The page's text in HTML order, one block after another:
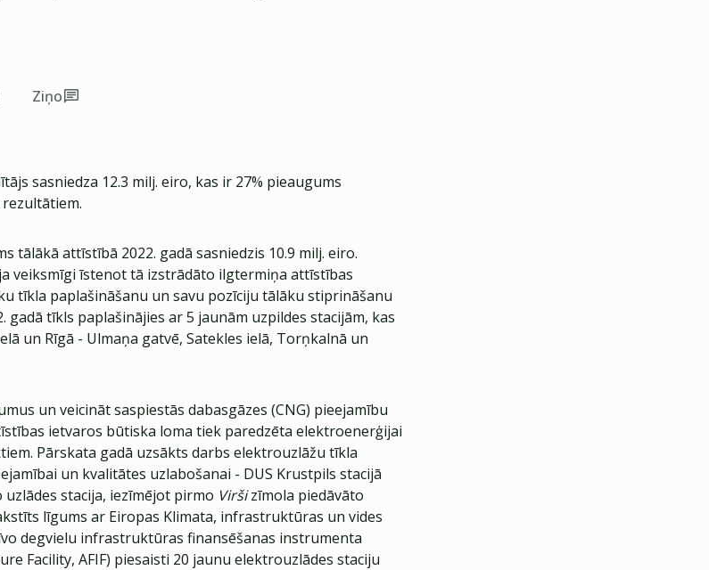
Ziņo
sasniedza 12.3 milj. eiro, kas ir 27% pieaugums
tālākā attīstībā 2022. gadā sasniedzis 10.9 milj. eiro.
veiksmīgi īstenot tā izstrādāto ilgtermiņa attīstības
tīkla paplašināšanu un savu pozīciju tālāku stiprināšanu
gadā tīkls paplašinājies ar 5 jaunām uzpildes stacijām, kas
un Rīgā - Ulmaņa gatvē, Satekles ielā, Torņkalnā un
un veicināt saspiestās dabasgāzes (CNG) pieejamību
ietvaros būtiska loma tiek paredzēta elektroenerģijai
Pārskata gadā uzsākts darbs elektrouzlāžu tīkla
un kvalitātes uzlabošanai - DUS Krustpils stacijā
stacija, iezīmējot pirmo Viršizīmola piedāvāto
līgums ar Eiropas Klimata, infrastruktūras un vides
degvielu infrastruktūras finansēšanas instrumenta
Facility, AFIF) piesaisti 20 jaunu elektrouzlādes staciju